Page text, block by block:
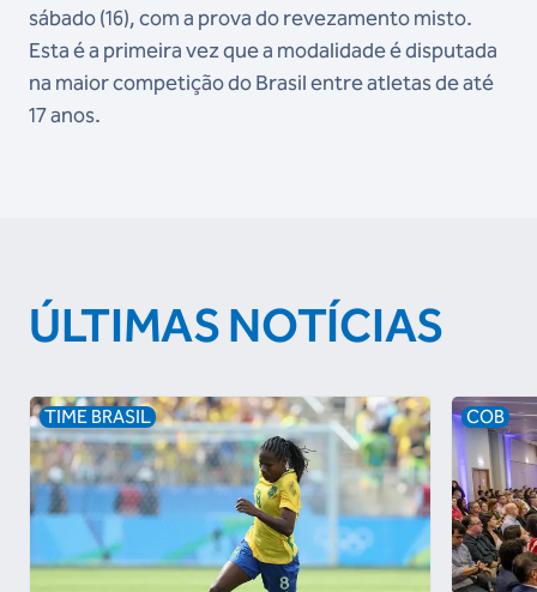
sábado (16), com a prova do revezamento misto.
Esta é a primeira vez que a modalidade é disputada
na maior competição do Brasil entre atletas de até
17 anos.
ÚLTIMAS NOTÍCIAS
TIME BRASIL COB